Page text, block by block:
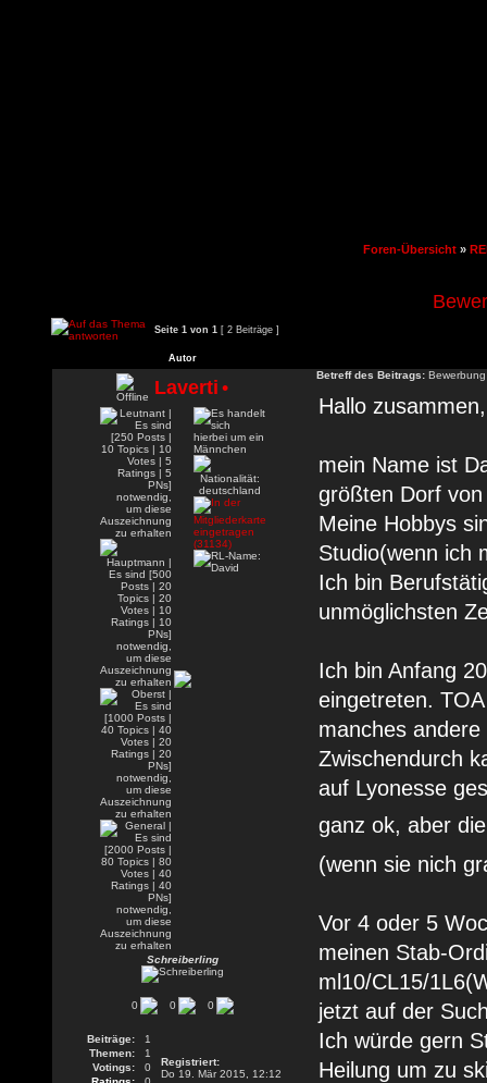
Foren-Übersicht»
Seite 1 von 1 [ 2 Beiträge ]
Autor
Laverti •
Schreiberling
0 0 0
Beiträge:
1
Themen:
1
Votings:
0
Registriert:
Do 19. Mär 2015, 12:12
Betreff des Beitrags:
Hallo zusammen,
mein Name ist
größten Dorf
Meine Hobbys
Studio(wenn ich
Ich bin
unmöglichsten
Ich bin Anfang
eingetreten.
manches
Zwischendurch
auf Lyonesse
ganz ok, aber
(wenn sie nich
Vor 4 oder 5
meinen Stab-
ml10/CL15/
jetzt auf der
Ich würde gern
Heilung um zu